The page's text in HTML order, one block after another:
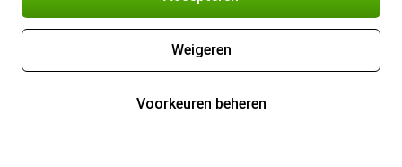
Weigeren
Voorkeuren beheren